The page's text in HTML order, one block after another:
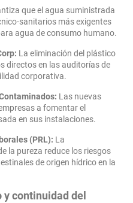
que el agua suministrada
sanitarios más exigentes
agua de consumo humano.
La eliminación del plástico
directos en las auditorías de
corporativa.
Las nuevas
a fomentar el
en sus instalaciones.
(PRL): La
la pureza reduce los riesgos
de origen hídrico en la
continuidad del